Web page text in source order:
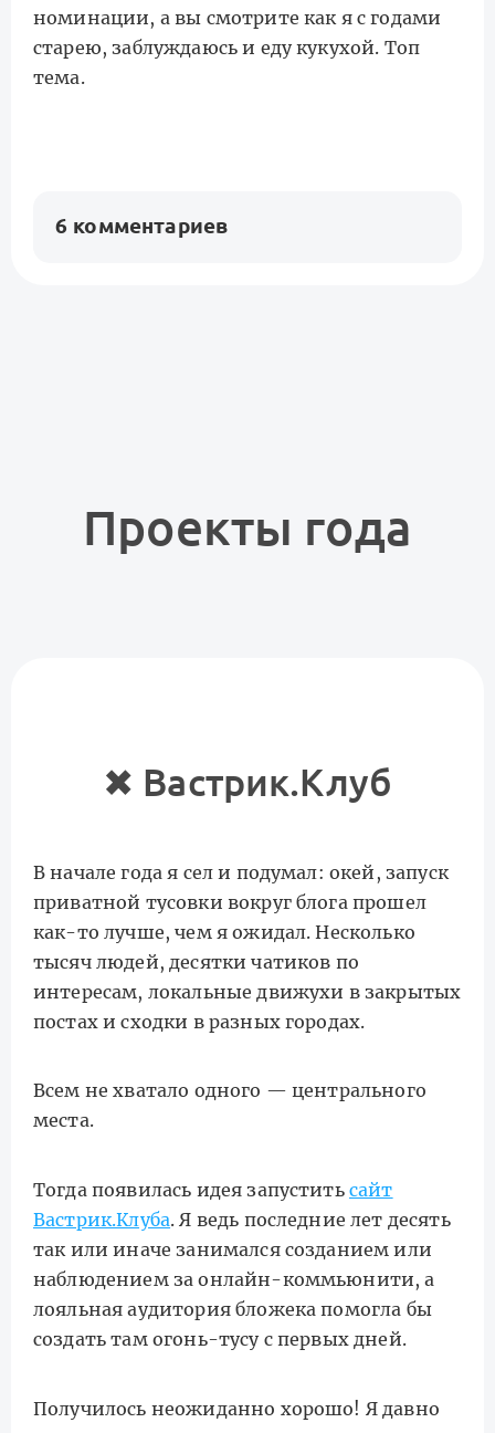
номинации, а вы смотрите как я с годами
старею, заблуждаюсь и еду кукухой. Топ
тема.
6 комментариев
Проекты года
✖︎ Вастрик.Клуб
В начале года я сел и подумал: окей, запуск
приватной тусовки вокруг блога прошел
как-то лучше, чем я ожидал. Несколько
тысяч людей, десятки чатиков по
интересам, локальные движухи в закрытых
постах и сходки в разных городах.
Всем не хватало одного — центрального
места.
Тогда появилась идея запустить сайт
Вастрик.Клуба. Я ведь последние лет десять
так или иначе занимался созданием или
наблюдением за онлайн-коммьюнити, а
лояльная аудитория бложека помогла бы
создать там огонь-тусу с первых дней.
Получилось неожиданно хорошо! Я давно